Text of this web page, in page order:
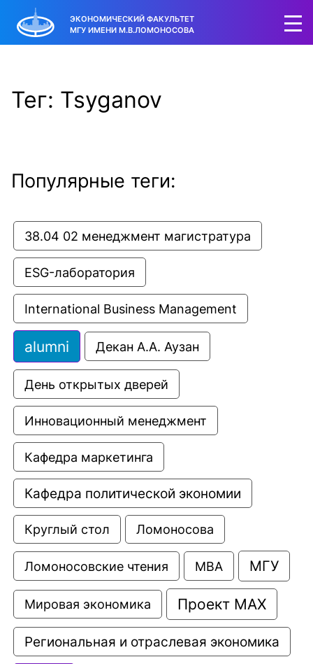
ЭКОНОМИЧЕСКИЙ ФАКУЛЬТЕТ
МГУ ИМЕНИ М.В.ЛОМОНОСОВА
Тег: Tsyganov
Популярные теги:
38.04 02 менеджмент магистратура
ESG-лаборатория
International Business Management
alumni Декан А.А. Аузан
День открытых дверей
Инновационный менеджмент
Кафедра маркетинга
Кафедра политической экономии
Круглый стол Ломоносова
Ломоносовские чтения МВА МГУ
Мировая экономика Проект МАХ
Региональная и отраслевая экономика